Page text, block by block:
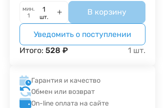
мин.
1
шт.
В корзину
Уведомить о поступлении
Итого:528 ₽ 1 шт.
Гарантия и качество
Обмен или возврат
On-line оплата на сайте